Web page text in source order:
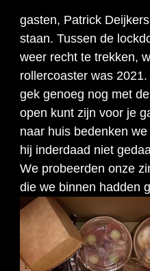
gasten, Patrick
staan. Tussen de
weer recht te trekken,
rollercoaster was
gek genoeg nog met
open kunt zijn voor je
naar huis bedenken
hij inderdaad niet
We probeerden onze
die we binnen hadden